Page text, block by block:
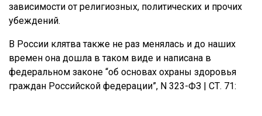
зависимости от религиозных, политических и прочих
убеждений.
В России клятва также не раз менялась и до наших
времен она дошла в таком виде и написана в
федеральном законе “об основах охраны здоровья
граждан Российской федерации”, N 323-ФЗ | СТ. 71: